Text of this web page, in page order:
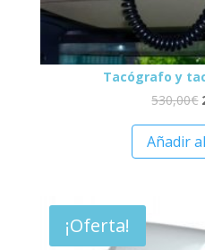
Tacógrafo y
530,00€
Añadir
¡Oferta!